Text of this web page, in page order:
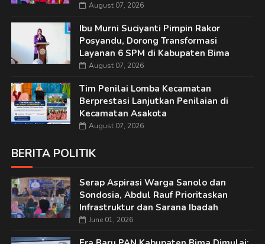
August 07, 2026
Ibu Murni Suciyanti Pimpin Rakor
Posyandu, Dorong Transformasi
Layanan 6 SPM di Kabupaten Bima
August 07, 2026
Tim Penilai Lomba Kecamatan
Berprestasi Lanjutkan Penilaian di
Kecamatan Asakota
August 07, 2026
BERITA POLITIK
Serap Aspirasi Warga Sanolo dan
Sondosia, Abdul Rauf Prioritaskan
Infrastruktur dan Sarana Ibadah
June 01, 2026